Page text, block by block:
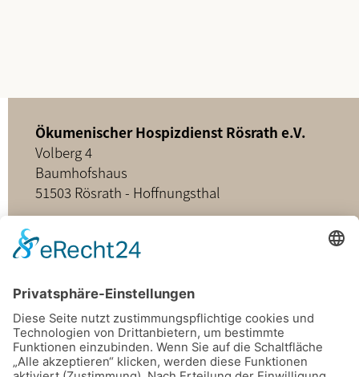
Ökumenischer Hospizdienst Rösrath e.V.
Volberg 4
Baumhofshaus
51503 Rösrath - Hoffnungsthal
02205 - 898349
buero@hospizdienst-roesrath.de
Home
Datenschutz